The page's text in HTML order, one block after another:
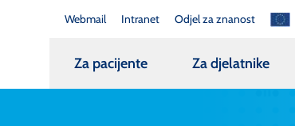
Webmail Intranet Odjel za znanost
Za pacijente Za djelatnike